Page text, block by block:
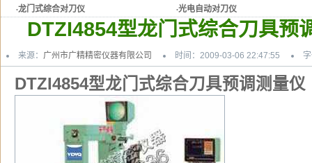
·龙门式综合对刀仪 ·光电自动对刀仪
DTZI4854型龙门式综合刀具预
来源： 广州市广精精密仪器有限公司 时间：2009-03-06 22:47:55
DTZI4854型龙门式综合刀具预调测量仪